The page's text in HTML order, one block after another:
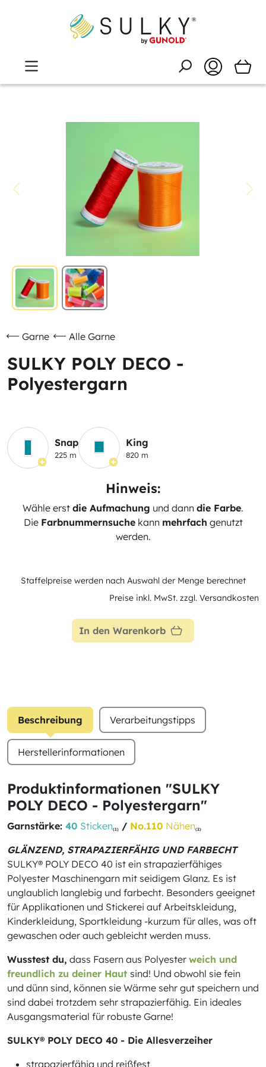
Garne Alle Garne
SULKY POLY DECO -
Polyestergarn
Snap
225 m
King
820 m
Hinweis:
Wähle erst die Aufmachung und dann die Farbe.
Die Farbnummernsuchekann mehrfach genutzt
werden.
Staffelpreise werden nach Auswahl der Menge berechnet
Preise inkl. MwSt. zzgl. Versandkosten
In den Warenkorb
Beschreibung Verarbeitungstipps
Herstellerinformationen
Produktinformationen "SULKY
POLY DECO - Polyestergarn"
Garnstärke: 40 Sticken(1) / No.110 Nähen(2)
GLÄNZEND, STRAPAZIERFÄHIG UND FARBECHT
SULKY® POLY DECO 40 ist ein strapazierfähiges
Polyester Maschinengarn mit seidigem Glanz. Es ist
unglaublich langlebig und farbecht. Besonders geeignet
für Applikationen und Stickerei auf Arbeitskleidung,
Kinderkleidung, Sportkleidung -kurzum für alles, was oft
gewaschen oder auch gebleicht werden muss.
Wusstest du, dass Fasern aus Polyester weich und
freundlich zu deiner Haut sind! Und obwohl sie fein
und dünn sind, können sie Wärme sehr gut speichern und
sind dabei trotzdem sehr strapazierfähig. Ein ideales
Ausgangsmaterial für robuste Garne!
SULKY® POLY DECO 40 - Die Allesverzeiher
strapazierfähig und reißfest